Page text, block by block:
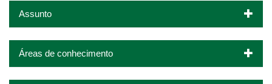
Assunto
Áreas de conhecimento